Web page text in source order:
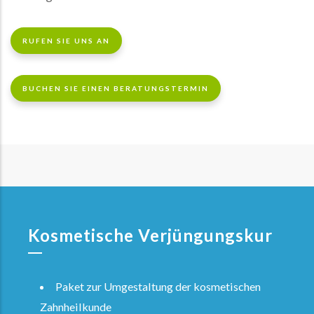
RUFEN SIE UNS AN
BUCHEN SIE EINEN BERATUNGSTERMIN
Kosmetische Verjüngungskur
Paket zur Umgestaltung der kosmetischen
Zahnheilkunde